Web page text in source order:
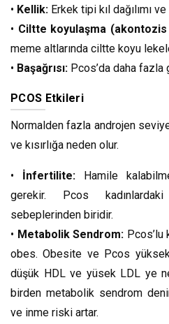
• Kellik: Erkek tipi kıl dağılımı
• Ciltte koyulaşma
meme altlarında ciltte koyu
• Başağrısı: Pcos’da daha fazla
PCOS Etkileri
Normalden fazla androjen
ve kısırlığa neden olur.
• İnfertilite:Hamile
gerekir. Pcos
sebeplerinden biridir.
• Metabolik Sendrom: Pcos’lu
obes. Obesite ve Pcos
düşük HDL ve yüsek LDL ye
birden metabolik sendrom
ve inme riski artar.